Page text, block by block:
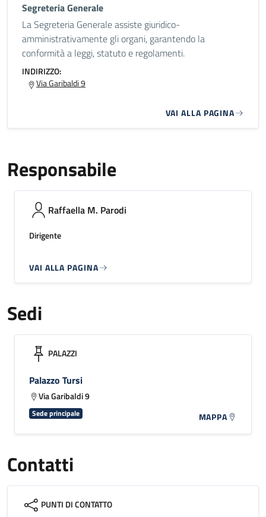
Segreteria Generale
La Segreteria Generale assiste giuridico-
amministrativamente gli organi, garantendo la
conformità a leggi, statuto e regolamenti.
INDIRIZZO:
Via Garibaldi 9
VAI ALLA PAGINA
Responsabile
Raffaella M. Parodi
Dirigente
VAI ALLA PAGINA
Sedi
PALAZZI
Palazzo Tursi
Via Garibaldi 9
Sede principale MAPPA
Contatti
PUNTI DI CONTATTO